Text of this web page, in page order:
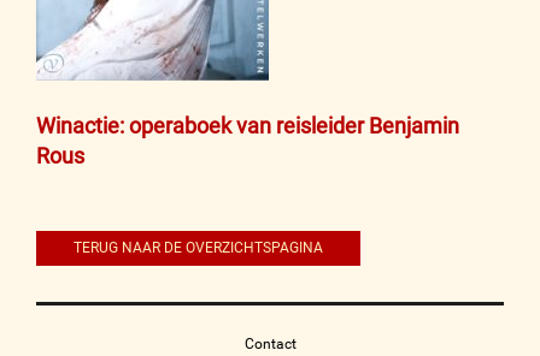
Bericht
navigatie
Winactie: operaboek van reisleider Benjamin
Rous
TERUG NAAR DE OVERZICHTSPAGINA
Contact